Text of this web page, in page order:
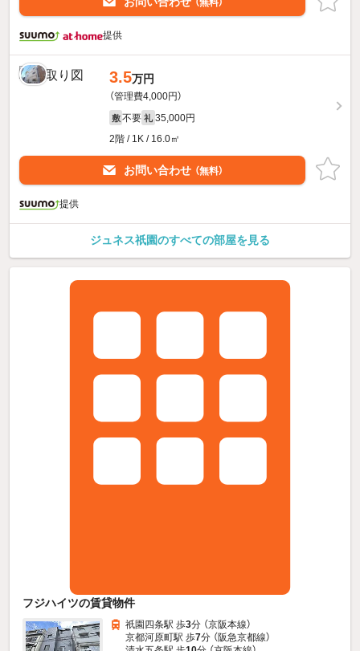
（無料）
提供
3.5万円
（管理費4,000円）
敷 不要 礼 35,000円
2階 / 1K / 16.0㎡
お問い合わせ （無料）
提供
ジュネス祇園のすべての部屋を見る
フジハイツの賃貸物件
祇園四条駅 歩3分 （京阪本線）
京都河原町駅 歩7分 （阪急京都線）